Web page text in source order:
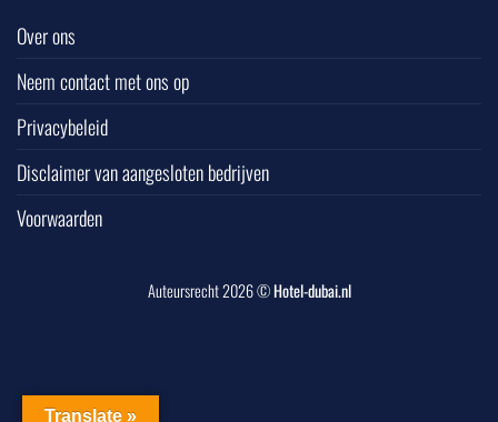
Over ons
Neem contact met ons op
Privacybeleid
Disclaimer van aangesloten bedrijven
Voorwaarden
Auteursrecht 2026 ©Hotel-dubai.nl
Translate »